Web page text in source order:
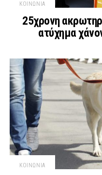
ΚΟΙΝΩΝΙΑ
25χρονη
ατύχημα
ΚΟΙΝΩΝΙΑ